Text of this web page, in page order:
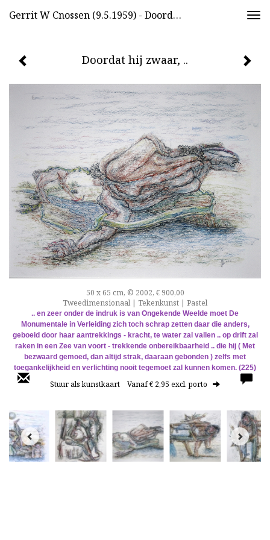
Gerrit W Cnossen (9.5.1959) - Doordat Hij Zwaar, ..
Doordat hij zwaar, ..
50 x 65 cm, © 2002, € 900,00
Tweedimensionaal | Tekenkunst | Pastel
.. en zeer onder de indruk is van Ongekende Weelde moet De
Monumentale in Verleiding zich toch schrap zetten daar die anders,
geboeid door haar aantrekkings - kracht, te water zal vallen .. op drift zal
raken in een Zee van voort - trekkende onbereikbaarheid .. die hij ( Met
bezwaard gemoed, dan altijd strak, daaraan gebonden ) zelfs met
toegankelijkheid en verlichting nooit tegemoet zal kunnen komen. (225)
Stuur als kunstkaart Vanaf € 2,95 excl. porto